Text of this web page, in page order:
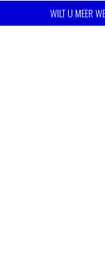
WILT U MEER